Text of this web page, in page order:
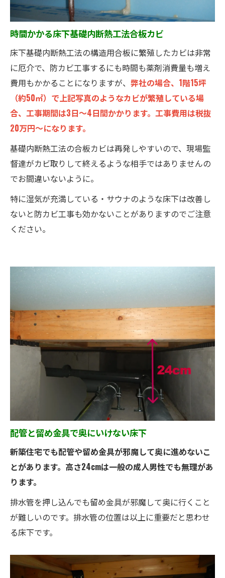
時間かかる床下基礎内断熱工法合板カビ
床下基礎内断熱工法の構造用合板に繁殖したカビは非常
に厄介で、防カビ工事するにも時間も薬剤消費量も増え
費用もかかることになりますが、 弊社の場合、1階15坪
（約50㎡）で上記写真のようなカビが繁殖している場
合、工事期間は3日～4日間かかります。工事費用は税抜
20万円～になります。
基礎内断熱工法の合板カビは再発しやすいので、現場監
督達がカビ取りして終えるような相手ではありませんの
でお間違いないように。
特に湿気が充満している・サウナのような床下は改善し
ないと防カビ工事も効かないことがありますのでご注意
ください。
配管と留め金具で奥にいけない床下
新築住宅でも配管や留め金具が邪魔して奥に進めないこ
とがあります。高さ24cmは一般の成人男性でも無理があ
ります。
排水管を押し込んでも留め金具が邪魔して奥に行くこと
が難しいのです。排水管の位置は以上に重要だと思わせ
る床下です。